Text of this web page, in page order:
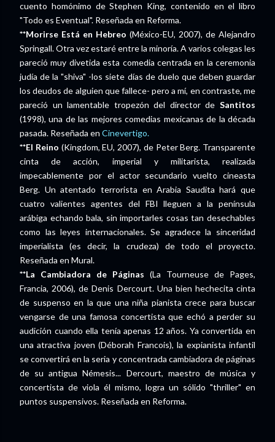
cuento homónimo de Stephen King, contenido en el libro
"Todo es Eventual". Reseñada en Reforma.
**Morirse Está en Hebreo (México-EU, 2007), de Alejandro
Springall. Otra vez estaré entre la minoría. A varios colegas les
pareció muy divetida esta comedia centrada en la ceremonia
judía de la "shiva" -los siete días de duelo que deben guardar
los deudos de alguien que fallece- pero a mí, en contraste, me
pareció un lamentable tropezón del director de Santitos
(1998), una de las mejores comedias mexicanas de la década
pasada. Reseñada en Cinevertigo.
**El Reino (Kingdom, EU, 2007), de Peter Berg. Transparente
cinta de acción, imperial y militarista, realizada
impecablemente por el actor secundario vuelto cineasta
Berg. Un atentado terrorista en Arabia Saudita hará que
cuatro valientes agentes del FBI lleguen a la península
arábiga echando bala, sin importarles cosas tan desechables
como las leyes internacionales. Se agradece la sinceridad
imperialista (es decir, la crudeza) de todo el proyecto.
Reseñada en Mural.
**La Cambiadora de Páginas (La Tourneuse de Pages,
Francia, 2006), de Denis Dercourt. Una bien hechecita cinta
de suspenso en la que una niña pianista crece para buscar
vengarse de una famosa concertista que echó a perder su
audición cuando ella tenía apenas 12 años. Ya convertida en
una atractiva joven (Déborah Francois), la expianista infantil
se convertirá en la seria y concentrada cambiadora de páginas
de su antigua Némesis... Dercourt, maestro de música y
concertista de viola él mismo, logra un sólido "thriller" en
puntos suspensivos. Reseñada en Reforma.